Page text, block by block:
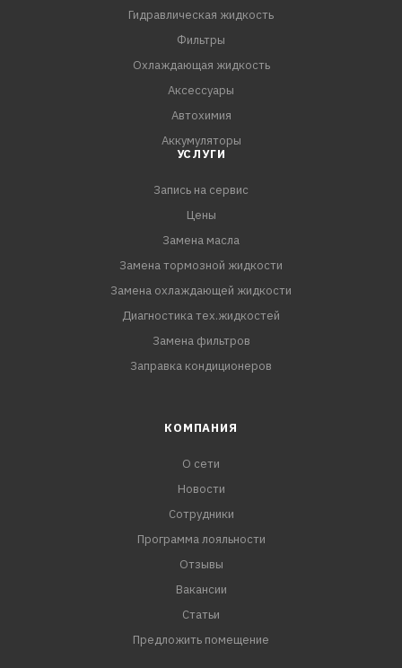
Гидравлическая жидкость
Фильтры
Охлаждающая жидкость
Аксессуары
Автохимия
Аккумуляторы
УСЛУГИ
Запись на сервис
Цены
Замена масла
Замена тормозной жидкости
Замена охлаждающей жидкости
Диагностика тех.жидкостей
Замена фильтров
Заправка кондиционеров
КОМПАНИЯ
О сети
Новости
Сотрудники
Программа лояльности
Отзывы
Вакансии
Статьи
Предложить помещение